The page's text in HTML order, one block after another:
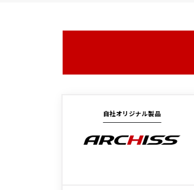
自社オリジナル製品